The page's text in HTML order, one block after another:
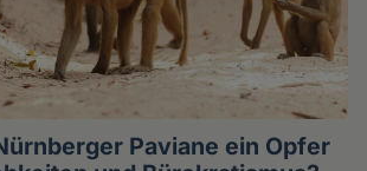
Paviane ein Opfer